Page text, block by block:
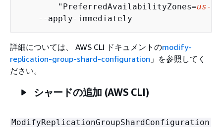
        "PreferredAvailabilityZones=
us-
    --apply-immediately
詳細については、 AWS CLI ドキュメントのmodify-
replication-group-shard-configuration 」を参照してく
ださい。
シャードの追加 (AWS CLI)
ModifyReplicationGroupShardConfiguration